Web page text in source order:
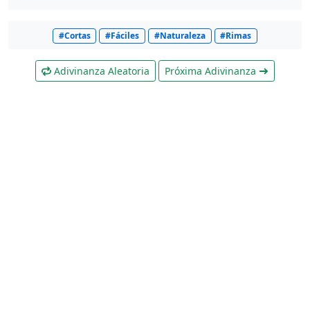
#Cortas #Fáciles #Naturaleza #Rimas
Adivinanza Aleatoria Próxima Adivinanza